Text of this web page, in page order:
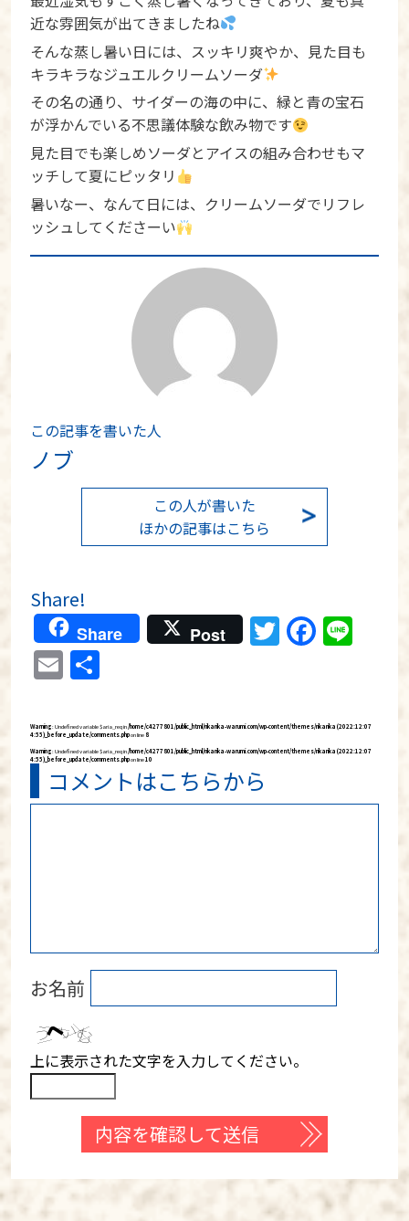
近な雰囲気が出てきましたね
そんな蒸し暑い日には、スッキリ爽やか、見た目も
キラキラなジュエルクリームソーダ
その名の通り、サイダーの海の中に、緑と青の宝石
が浮かんでいる不思議体験な飲み物です
見た目でも楽しめソーダとアイスの組み合わせもマ
ッチして夏にピッタリ
暑いなー、なんて日には、クリームソーダでリフレ
ッシュしてくださーい
この記事を書いた人
ノブ
この人が書いた
ほかの記事はこちら
Share!
Share Post Twitter
Email
Warning: Undefined variable $aria_req in/home/c4277801/public_html/rikarika-warumi.com/wp-content/themes/rikarika (2022:12:07
4:55)_before_update/comments.phpon line 8
Warning: Undefined variable $aria_req in/home/c4277801/public_html/rikarika-warumi.com/wp-content/themes/rikarika (2022:12:07
4:55)_before_update/comments.phpon line10
コメントはこちらから
お名前
上に表示された文字を入力してください。